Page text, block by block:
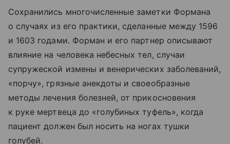
Сохранились многочисленные заметки Формана
о случаях из его практики, сделанные между 1596
и 1603 годами. Форман и его партнер описывают
влияние на человека небесных тел, случаи
супружеской измены и венерических заболеваний,
«порчу», грязные анекдоты и своеобразные
методы лечения болезней, от прикосновения
к руке мертвеца до «голубиных туфель», когда
пациент должен был носить на ногах тушки
голубей.